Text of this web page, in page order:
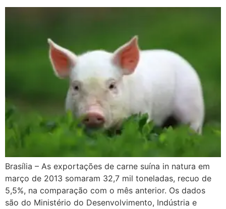
Brasília – As exportações de carne suína in natura em
março de 2013 somaram 32,7 mil toneladas, recuo de
5,5%, na comparação com o mês anterior. Os dados
são do Ministério do Desenvolvimento, Indústria e